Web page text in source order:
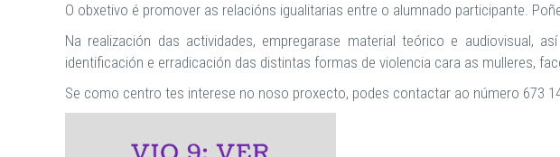
O obxetivo é promover as relacións igualitarias entre o alumnado participante.
Na realización das actividades, empregarase material teórico e audiovisual,
identificación e erradicación das distintas formas de violencia cara as mulleres,
Se como centro tes interese no noso proxecto, podes contactar ao número 673